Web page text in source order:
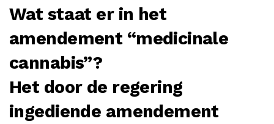
Wat staat er in het
amendement “medicinale
cannabis”?
Het door de regering
ingediende amendement